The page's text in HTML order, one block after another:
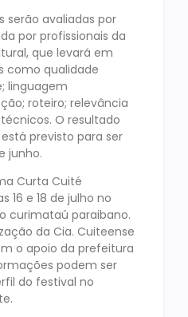
serão avaliadas por
por profissionais da
que levará em
como qualidade
linguagem
roteiro; relevância
O resultado
previsto para ser
junho.
Curta Cuité
16 e 18 de julho no
curimataú paraibano.
da Cia. Cuiteense
o apoio da prefeitura
podem ser
do festival no